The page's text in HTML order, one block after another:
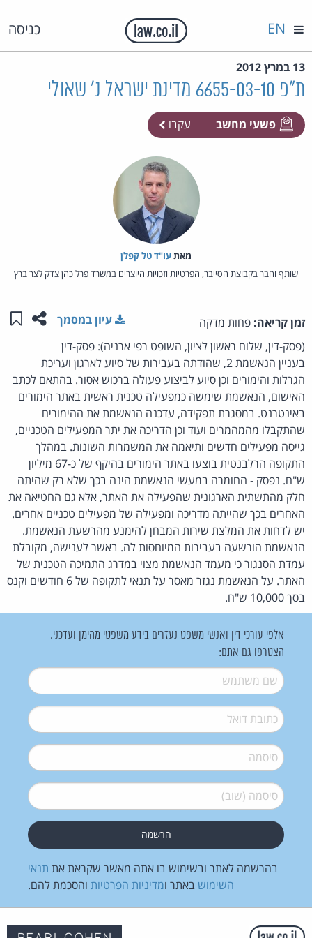
כניסה EN
13 במרץ 2012
ת"פ 6655-03-10 מדינת ישראל נ' שאולי
פשעי מחשב עקבו
מאת‏עו"ד טל קפלן
שותף וחבר בקבוצת הסייבר, הפרטיות וזכויות היוצרים במשרד פרל כהן צדק לצר ברץ
זמן קריאה: פחות מדקה שתפו
עיון במסמך
(פסק-דין, שלום ראשון לציון, השופט רפי ארניה): פסק-דין
בעניין הנאשמת 2, שהודתה בעבירות של סיוע לארגון ועריכת
הגרלות והימורים וכן סיוע לביצוע פעולה ברכוש אסור. בהתאם לכתב
האישום, הנאשמת שימשה כמפעילה טכנית ראשית באתר הימורים
באינטרנט. במסגרת תפקידה, עדכנה הנאשמת את ההימורים
שהתקבלו מהמהמרים ועוד וכן הדריכה את יתר המפעילים הטכניים,
גייסה מפעילים חדשים ותיאמה את המשמרות השונות. במהלך
התקופה הרלבנטית בוצעו באתר הימורים בהיקף של כ-67 מיליון
ש"ח. נפסק - החומרה במעשי הנאשמת הינה בכך שלא רק שהיתה
חלק מהתשתית הארגונית שהפעילה את האתר, אלא גם החטיאה את
האחרים בכך שהייתה מדריכה ומפעילה של מפעילים טכניים אחרים.
יש לדחות את המלצת שירות המבחן להימנע מהרשעת הנאשמת.
הנאשמת הורשעה בעבירות המיוחסות לה. באשר לענישה, מקובלת
עמדת הסנגור כי מעמד הנאשמת מצוי במדרג התמיכה הטכנית של
האתר. על הנאשמת נגזר מאסר על תנאי לתקופה של 6 חודשים וקנס
בסך 10,000 ש"ח.
אלפי עורכי דין ואנשי משפט נעזרים בידע משפטי מהימן ועדכני.
הצטרפו גם אתם:
שם משתמש*
דואל*
סיסמה*
סיסמה (שוב)*
בהרשמה לאתר ובשימוש בו אתה מאשר שקראת את תנאי
השימוש באתר ומדיניות הפרטיות והסכמת להם.